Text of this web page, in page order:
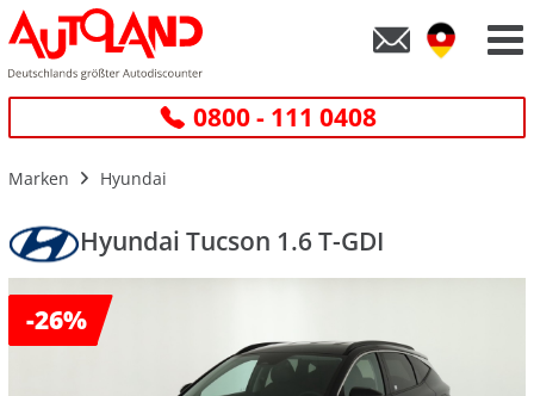
0800 - 111 0408
Marken Hyundai
Hyundai Tucson 1.6 T-GDI
-26%